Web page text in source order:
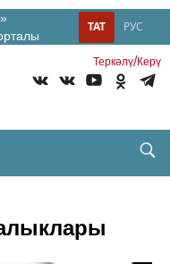
РУС
ТАТ
Теркəлү/Керү